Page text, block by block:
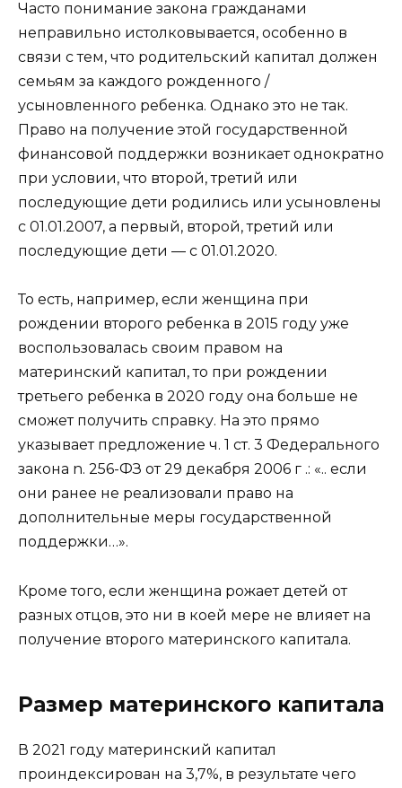
Часто понимание закона гражданами
неправильно истолковывается, особенно в
связи с тем, что родительский капитал должен
семьям за каждого рожденного /
усыновленного ребенка. Однако это не так.
Право на получение этой государственной
финансовой поддержки возникает однократно
при условии, что второй, третий или
последующие дети родились или усыновлены
с 01.01.2007, а первый, второй, третий или
последующие дети — с 01.01.2020.
То есть, например, если женщина при
рождении второго ребенка в 2015 году уже
воспользовалась своим правом на
материнский капитал, то при рождении
третьего ребенка в 2020 году она больше не
сможет получить справку. На это прямо
указывает предложение ч. 1 ст. 3 Федерального
закона n. 256-ФЗ от 29 декабря 2006 г .: «.. если
они ранее не реализовали право на
дополнительные меры государственной
поддержки…».
Кроме того, если женщина рожает детей от
разных отцов, это ни в коей мере не влияет на
получение второго материнского капитала.
Размер материнского капитала
В 2021 году материнский капитал
проиндексирован на 3,7%, в результате чего